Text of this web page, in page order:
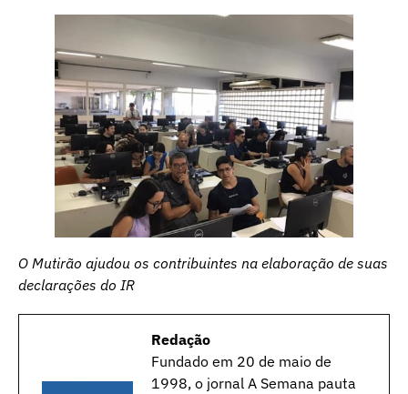
O Mutirão ajudou os contribuintes na elaboração de suas
declarações do IR
Redação
Fundado em 20 de maio de
1998, o jornal A Semana pauta